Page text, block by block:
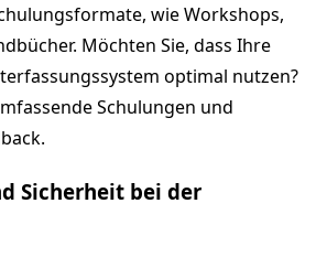
wie Workshops,
Möchten Sie, dass Ihre
optimal nutzen?
Schulungen und
Sicherheit bei der